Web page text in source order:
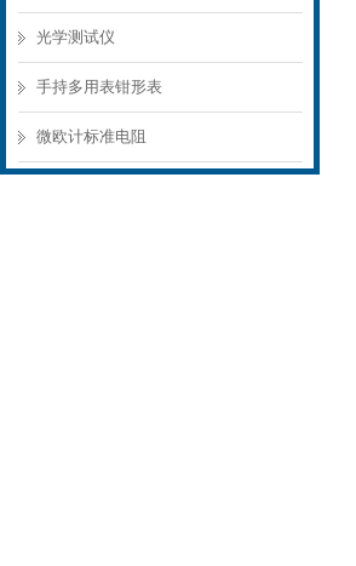
光学测试仪
手持多用表钳形表
微欧计标准电阻